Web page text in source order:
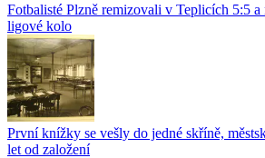
Fotbalisté Plzně remizovali v Teplicích 5:5
ligové kolo
První knížky se vešly do jedné skříně,
let od založení